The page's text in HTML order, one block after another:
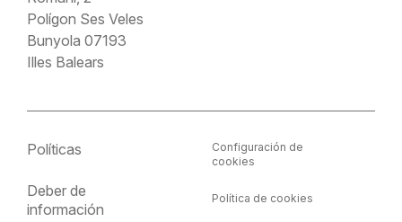
Polígon Ses Veles
Bunyola 07193
Illes Balears
Políticas
Deber de
información
Configuración de
cookies
Política de cookies